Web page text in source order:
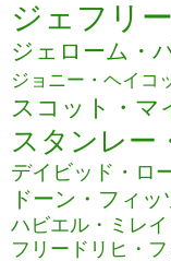
ジェフリ
ジェローム・
ジョニー・ヘイコ
スコット・マ
スタンレー
デイビッド・ロ
ドーン・フィ
ハビエル・ミレイ
フリードリヒ・